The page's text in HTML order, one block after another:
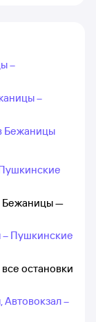
–
–
Бежаницы
Бежаницы —
– Пушкинские
остановки
–